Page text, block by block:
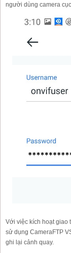
người dùng camera
Với việc kích hoạt giao
sử dụng CameraFTP
ghi lại cảnh quay.